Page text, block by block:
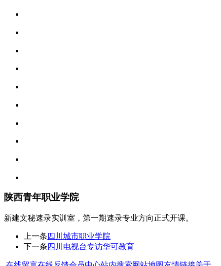
陕西青年职业学院
新建文秘速录实训室，第一期速录专业方向正式开课。
上一条 四川城市职业学院
下一条 四川电视台专访华可教育